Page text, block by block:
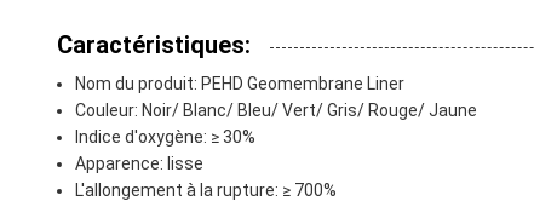
Caractéristiques:
Nom du produit: PEHD Geomembrane Liner
Couleur: Noir/ Blanc/ Bleu/ Vert/ Gris/ Rouge/ Jaune
Indice d'oxygène: ≥ 30%
Apparence: lisse
L'allongement à la rupture: ≥ 700%